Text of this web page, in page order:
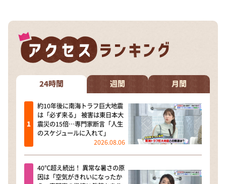
24時間 週間 月間
約10年後に南海トラフ巨大地震
は「必ず来る」 被害は東日本大
震災の15倍…専門家断言「人生
のスケジュールに入れて」
2026.08.06
40℃超え続出！ 異常な暑さの原
因は「空気がきれいになったか